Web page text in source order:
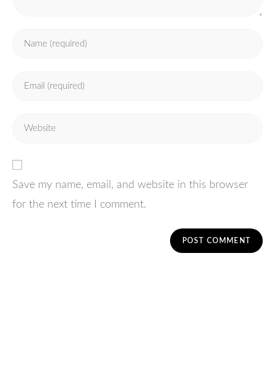
Save my name, email, and website in this browser
for the next time I comment.